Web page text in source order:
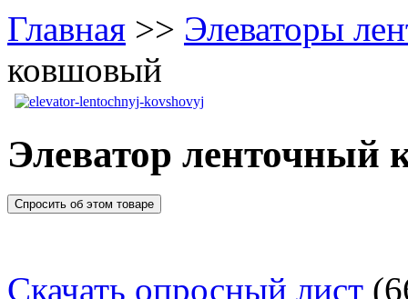
Главная >> Элеваторы
ковшовый
Элеватор ленточный
Спросить об этом товаре
Скачать опросный лист (